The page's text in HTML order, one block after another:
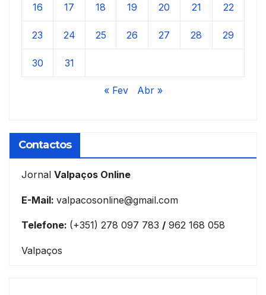
16 17 18 19 20 21 22
23 24 25 26 27 28 29
30 31
« Fev Abr »
Contactos
Jornal Valpaços Online
E-Mail: valpacosonline@gmail.com
Telefone: (+351) 278 097 783 / 962 168 058
Valpaços